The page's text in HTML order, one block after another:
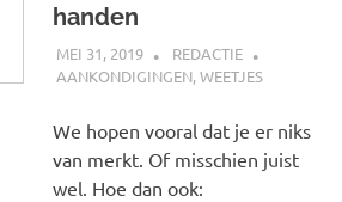
handen
MEI 31, 2019
REDACTIE
AANKONDIGINGEN,WEETJES
We hopen vooral dat je er niks
van merkt. Of misschien juist
wel. Hoe dan ook: